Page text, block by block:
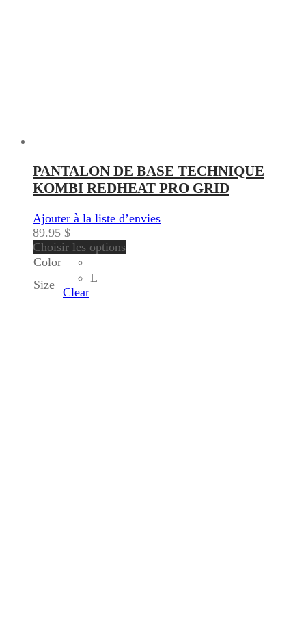
PANTALON DE BASE TECHNIQUE
KOMBI REDHEAT PRO GRID
Ajouter à la liste d’envies
89.95 $
Choisir les options
Color
Size
L
Clear